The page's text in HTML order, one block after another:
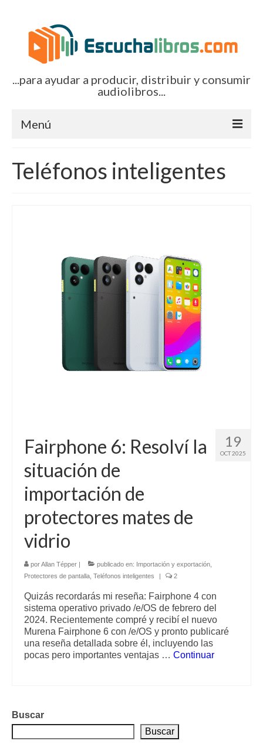
...para ayudar a producir, distribuir y consumir
audiolibros...
Menú
Artículos (todos)
Contacto (vía TecnoTur)
Teléfonos inteligentes
19
OCT 2025
Fairphone 6: Resolví la
situación de
importación de
protectores mates de
vidrio
porAllan Tépper publicado en: Importación y exportación
Protectores de pantalla Teléfonos inteligentes 2
Quizás recordarás mi reseña: Fairphone 4 con
sistema operativo privado /e/OS de febrero del
2024. Recientemente compré y recibí el nuevo
Murena Fairphone 6 con /e/OS y pronto publicaré
una reseña detallada sobre él, incluyendo las
pocas pero importantes ventajas … Continuar
Buscar
Buscar